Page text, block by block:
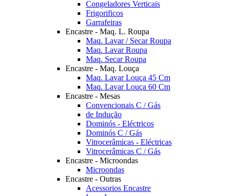
Congeladores Verticais
Frigorificos
Garrafeiras
Encastre - Maq. L. Roupa
Maq. Lavar / Secar Roupa
Maq. Lavar Roupa
Maq. Secar Roupa
Encastre - Maq. Louça
Maq. Lavar Louça 45 Cm
Maq. Lavar Louça 60 Cm
Encastre - Mesas
Convencionais C / Gás
de Indução
Dominós - Eléctricos
Dominós C / Gás
Vitrocerâmicas - Eléctricas
Vitrocerâmicas C / Gás
Encastre - Microondas
Microondas
Encastre - Outras
Acessorios Encastre